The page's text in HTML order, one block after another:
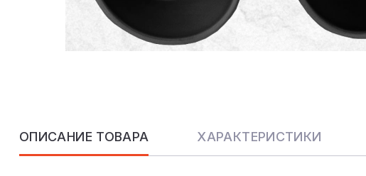
ОПИСАНИЕ ТОВАРА ХАРАКТЕРИСТИКИ